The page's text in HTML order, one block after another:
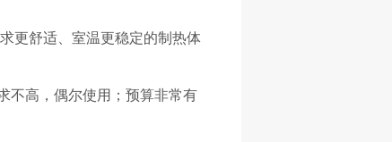
更舒适、室温更稳定的制热体
不高，偶尔使用；预算非常有